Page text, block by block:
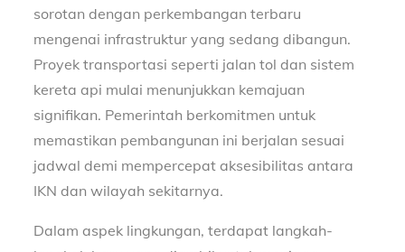
sorotan dengan perkembangan terbaru
mengenai infrastruktur yang sedang dibangun.
Proyek transportasi seperti jalan tol dan sistem
kereta api mulai menunjukkan kemajuan
signifikan. Pemerintah berkomitmen untuk
memastikan pembangunan ini berjalan sesuai
jadwal demi mempercepat aksesibilitas antara
IKN dan wilayah sekitarnya.
Dalam aspek lingkungan, terdapat langkah-